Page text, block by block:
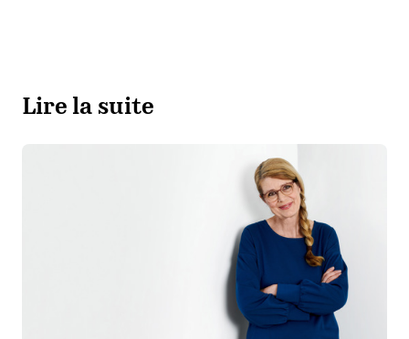
Lire la suite